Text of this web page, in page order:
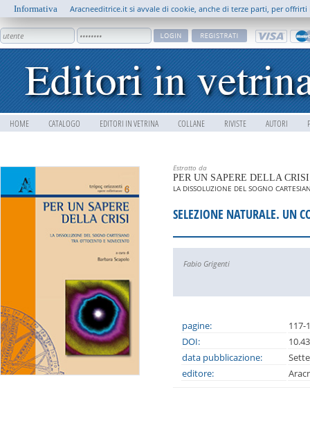
HOME CATALOGO EDITORI IN VETRINA COLLANE RIVISTE AUTORI
Informativa Aracneeditrice.it si avvale di cookie, anche di terze parti, per
Estratto da
PER UN SAPERE DELLA CRISI
LA DISSOLUZIONE DEL SOGNO
SELEZIONE NATURALE. UN
Fabio Grigenti
pagine:
117-
DOI:
data pubblicazione:
editore: